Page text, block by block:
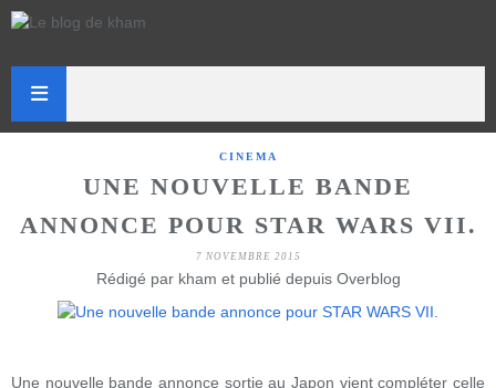
CINEMA
UNE NOUVELLE BANDE
ANNONCE POUR STAR WARS VII.
7 NOVEMBRE 2015
Rédigé par kham et publié depuis Overblog
Une nouvelle bande annonce sortie au Japon vient compléter celle